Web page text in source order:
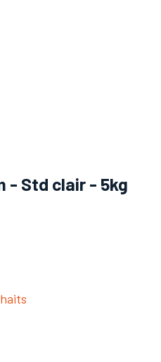
- Std clair - 5kg